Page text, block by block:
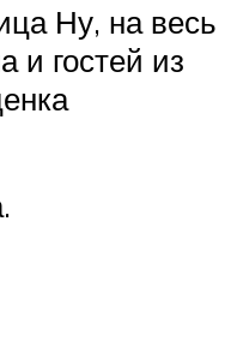
Ну, на весь
и гостей из